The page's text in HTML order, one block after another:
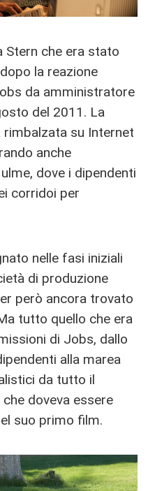
Stern che era stato
la reazione
da amministratore
del 2011. La
su Internet
anche
dove i dipendenti
corridoi per
nelle fasi iniziali
di produzione
però ancora trovato
tutto quello che era
di Jobs, dallo
alla marea
da tutto il
doveva essere
suo primo film.